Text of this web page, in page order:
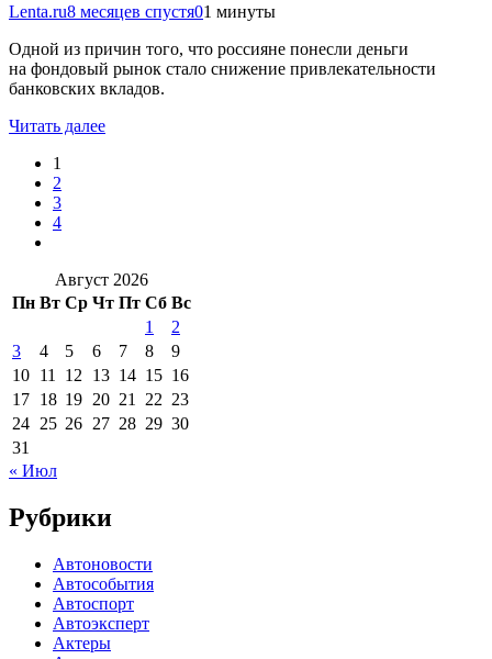
Lenta.ru8 месяцев спустя01 минуты
Одной из причин того, что россияне понесли деньги
на фондовый рынок стало снижение привлекательности
банковских вкладов.
Читать далее
1
2
3
4
Август 2026
Пн Вт Ср Чт Пт Сб Вс
1
2
3
4 5 6 7 8
9
10 11 12 13 14 15 16
17 18 19 20 21 22 23
24 25 26 27 28 29 30
31
« Июл
Рубрики
Автоновости
Автособытия
Автоспорт
Автоэксперт
Актеры